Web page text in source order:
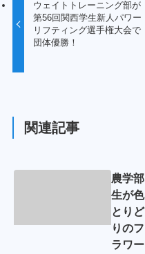
ウェイトトレーニング部が
第56回関西学生新人パワー
リフティング選手権大会で
団体優勝！
関連記事
農学部
生が色
とりど
りのフ
ラワー